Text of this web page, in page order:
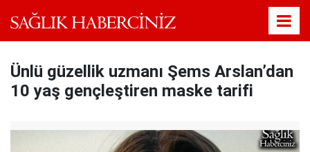
Ünlü güzellik uzmanı Şems Arslan’dan
10 yaş gençleştiren maske tarifi